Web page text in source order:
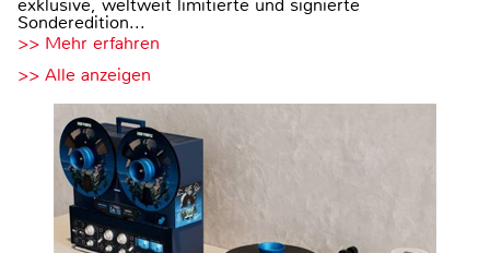
exklusive, weltweit limitierte und signierte
Sonderedition...
>> Mehr erfahren
>> Alle anzeigen